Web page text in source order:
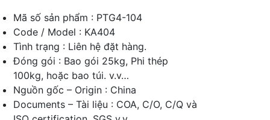
Mã số sản phẩm : PTG4-104
Code / Model : KA404
Tình trạng : Liên hệ đặt hàng.
Đóng gói : Bao gói 25kg, Phi thép
100kg, hoặc bao túi. v.v…
Nguồn gốc – Origin : China
Documents – Tài liệu : COA, C/O, C/Q và